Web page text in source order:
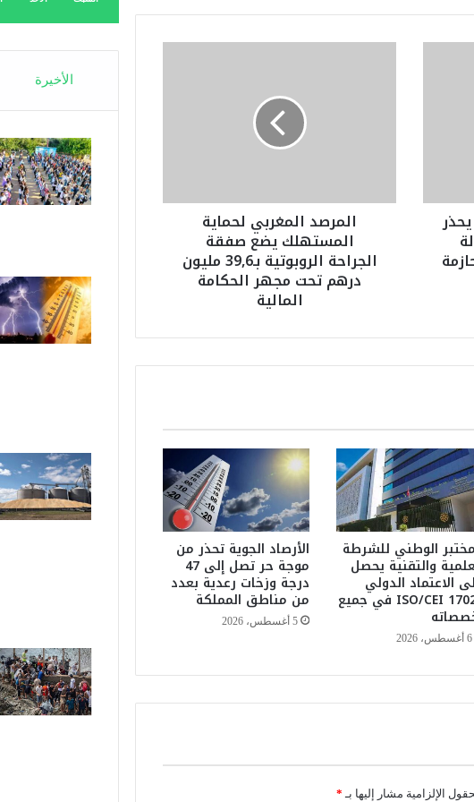
م
ل
م
س
ت
ه
ل
ك
ي
ض
ع
ف
ة
ا
المرصد المغربي لحماية
المستهلك يضع صفقة
الجراحة الروبوتية بـ39,6 مليون
درهم تحت مجهر الحكامة
المالية
الوطني للشرطة
والتقنية يحصل
الاعتماد الدولي
ISO/CEI 17025 في جميع
6 أغسطس، 2026
الأرصاد الجوية تحذر من
موجة حر تصل إلى 47
درجة وزخات رعدية بعدد
من مناطق المملكة
5 أغسطس، 2026
الإلزامية مشار إليها بـ *
الأخيرة